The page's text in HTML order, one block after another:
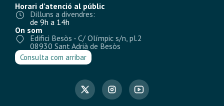
Horari d’atenció al públic
Dilluns a divendres:
de 9h a 14h
On som
Edifici Besòs - C/ Olímpic s/n, pl.2
08930 Sant Adrià de Besòs
Consulta com arribar